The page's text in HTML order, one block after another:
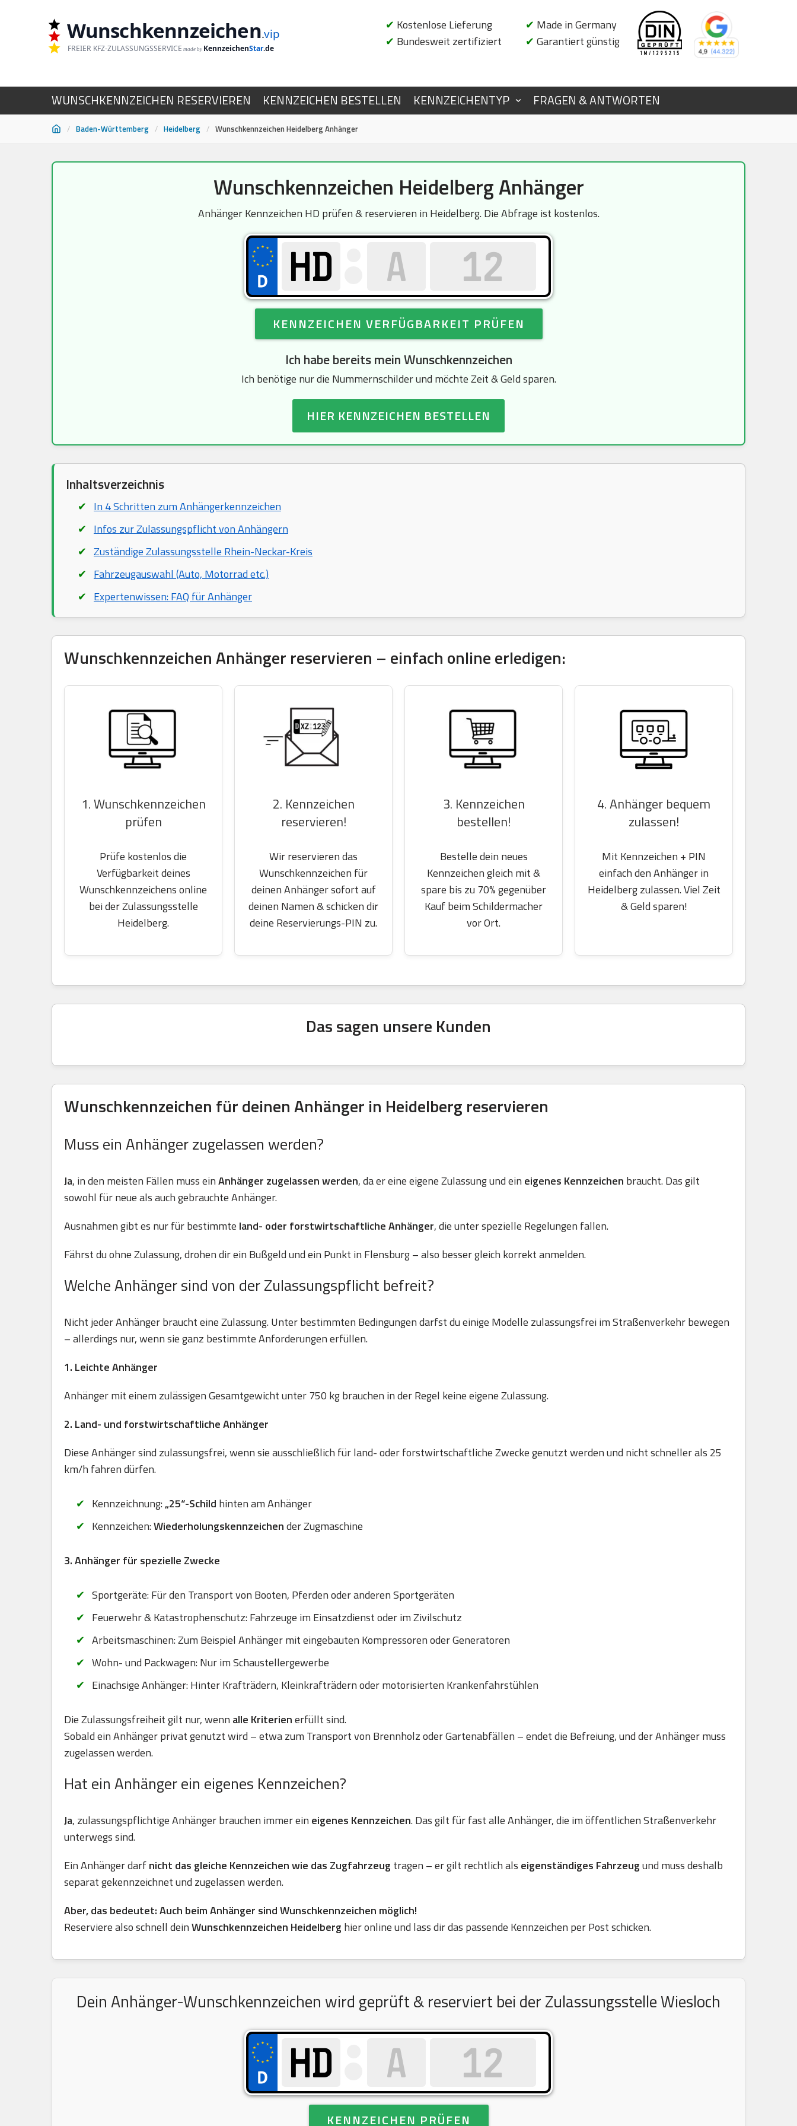
Wunschkennzeichen.vip
FREIER KFZ-ZULASSUNGSSERVICE made by KennzeichenStar.de
✔ Kostenlose Lieferung
✔ Bundesweit zertifiziert
✔ Made in Germany
✔ Garantiert günstig
WUNSCHKENNZEICHEN RESERVIEREN KENNZEICHEN BESTELLEN KENNZEICHENTYP FRAGEN & ANTWORTEN
/ Baden-Württemberg / Heidelberg / Wunschkennzeichen Heidelberg Anhänger
Wunschkennzeichen Heidelberg Anhänger
Anhänger Kennzeichen HD prüfen & reservieren in Heidelberg. Die Abfrage ist kostenlos.
KENNZEICHEN VERFÜGBARKEIT PRÜFEN
Ich habe bereits mein Wunschkennzeichen
Ich benötige nur die Nummernschilder und möchte Zeit & Geld sparen.
HIER KENNZEICHEN BESTELLEN
Inhaltsverzeichnis
In 4 Schritten zum Anhängerkennzeichen
Infos zur Zulassungspflicht von Anhängern
Zuständige Zulassungsstelle Rhein-Neckar-Kreis
Fahrzeugauswahl (Auto, Motorrad etc.)
Expertenwissen: FAQ für Anhänger
Wunschkennzeichen Anhänger reservieren – einfach online erledigen:
1. Wunschkennzeichen
prüfen
Prüfe kostenlos die
Verfügbarkeit deines
Wunschkennzeichens online
bei der Zulassungsstelle
Heidelberg.
2. Kennzeichen
reservieren!
Wir reservieren das
Wunschkennzeichen für
deinen Anhänger sofort auf
deinen Namen & schicken dir
deine Reservierungs-PIN zu.
3. Kennzeichen
bestellen!
Bestelle dein neues
Kennzeichen gleich mit &
spare bis zu 70% gegenüber
Kauf beim Schildermacher
vor Ort.
4. Anhänger bequem
zulassen!
Mit Kennzeichen + PIN
einfach den Anhänger in
Heidelberg zulassen. Viel Zeit
& Geld sparen!
Das sagen unsere Kunden
Wunschkennzeichen für deinen Anhänger in Heidelberg reservieren
Muss ein Anhänger zugelassen werden?
Ja, in den meisten Fällen muss einAnhänger zugelassen werden, da er eine eigene Zulassung und ein eigenes Kennzeichen braucht. Das gilt
sowohl für neue als auch gebrauchte Anhänger.
Ausnahmen gibt es nur für bestimmte land- oder forstwirtschaftliche Anhänger, die unter spezielle Regelungen fallen.
Fährst du ohne Zulassung, drohen dir ein Bußgeld und ein Punkt in Flensburg – also besser gleich korrekt anmelden.
Welche Anhänger sind von der Zulassungspflicht befreit?
Nicht jeder Anhänger braucht eine Zulassung. Unter bestimmten Bedingungen darfst du einige Modelle zulassungsfrei im Straßenverkehr bewegen
– allerdings nur, wenn sie ganz bestimmte Anforderungen erfüllen.
1. Leichte Anhänger
Anhänger mit einem zulässigen Gesamtgewicht unter 750 kg brauchen in der Regel keine eigene Zulassung.
2. Land- und forstwirtschaftliche Anhänger
Diese Anhänger sind zulassungsfrei, wenn sie ausschließlich für land- oder forstwirtschaftliche Zwecke genutzt werden und nicht schneller als 25
km/h fahren dürfen.
Kennzeichnung:„25“-Schild hinten am Anhänger
Kennzeichen:Wiederholungskennzeichender Zugmaschine
3. Anhänger für spezielle Zwecke
Sportgeräte: Für den Transport von Booten, Pferden oder anderen Sportgeräten
Feuerwehr & Katastrophenschutz: Fahrzeuge im Einsatzdienst oder im Zivilschutz
Arbeitsmaschinen: Zum Beispiel Anhänger mit eingebauten Kompressoren oder Generatoren
Wohn- und Packwagen: Nur im Schaustellergewerbe
Einachsige Anhänger: Hinter Krafträdern, Kleinkrafträdern oder motorisierten Krankenfahrstühlen
Die Zulassungsfreiheit gilt nur, wenn alle Kriterienerfüllt sind.
Sobald ein Anhänger privat genutzt wird – etwa zum Transport von Brennholz oder Gartenabfällen – endet die Befreiung, und der Anhänger muss
zugelassen werden.
Hat ein Anhänger ein eigenes Kennzeichen?
Ja, zulassungspflichtige Anhänger brauchen immer ein eigenes Kennzeichen. Das gilt für fast alle Anhänger, die im öffentlichen Straßenverkehr
unterwegs sind.
Ein Anhänger darfnicht das gleiche Kennzeichen wie das Zugfahrzeug tragen – er gilt rechtlich als eigenständiges Fahrzeugund muss deshalb
separat gekennzeichnet und zugelassen werden.
Aber, das bedeutet: Auch beim Anhänger sind Wunschkennzeichen möglich!
Reserviere also schnell deinWunschkennzeichen Heidelberg hier online und lass dir das passende Kennzeichen per Post schicken.
Dein Anhänger-Wunschkennzeichen wird geprüft & reserviert bei der Zulassungsstelle Wiesloch
KENNZEICHEN PRÜFEN